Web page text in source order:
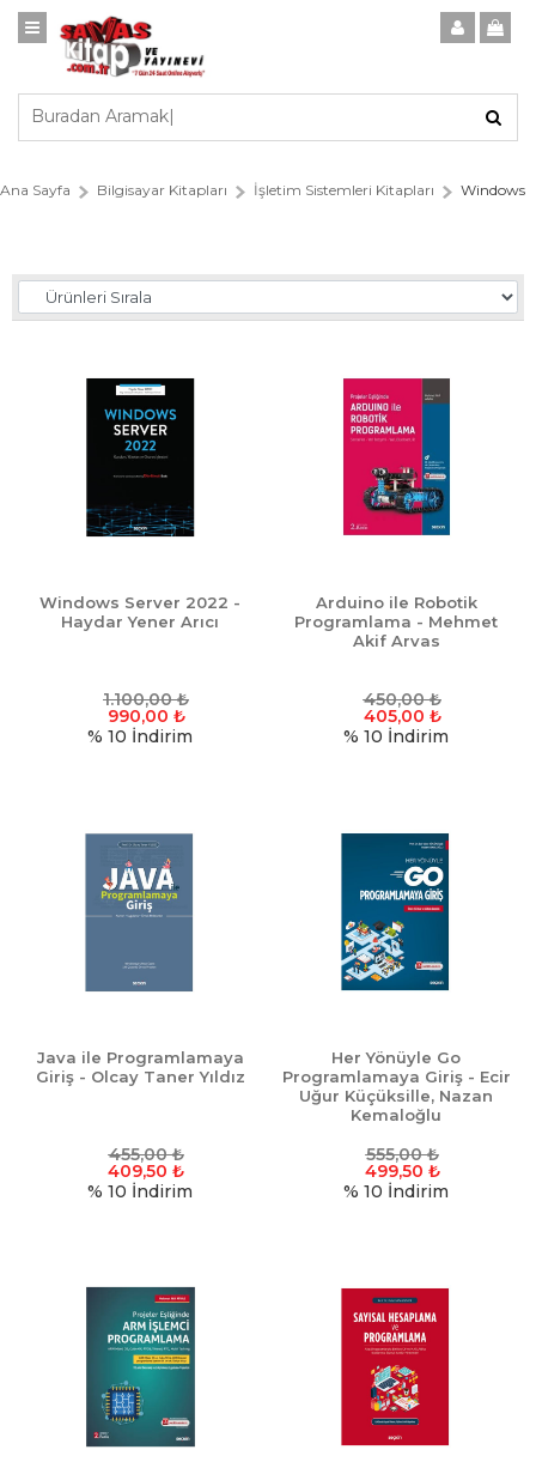
Ana Sayfa Bilgisayar Kitapları İşletim Sistemleri Kitapları Windows
Windows Server 2022 -
Haydar Yener Arıcı
1.100,00₺
990,00 ₺
% 10 İndirim
Arduino ile Robotik
Programlama - Mehmet
Akif Arvas
450,00₺
405,00 ₺
% 10 İndirim
Java ile Programlamaya
Giriş - Olcay Taner Yıldız
455,00₺
409,50 ₺
% 10 İndirim
Her Yönüyle Go
Programlamaya Giriş - Ecir
Uğur Küçüksille, Nazan
Kemaloğlu
555,00₺
499,50 ₺
% 10 İndirim